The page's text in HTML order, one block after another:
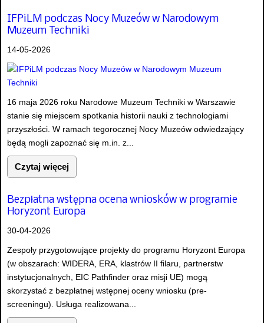
IFPiLM podczas Nocy Muzeów w Narodowym
Muzeum Techniki
14-05-2026
16 maja 2026 roku Narodowe Muzeum Techniki w Warszawie
stanie się miejscem spotkania historii nauki z technologiami
przyszłości. W ramach tegorocznej Nocy Muzeów odwiedzający
będą mogli zapoznać się m.in. z...
Czytaj więcej
Bezpłatna wstępna ocena wniosków w programie
Horyzont Europa
30-04-2026
Zespoły przygotowujące projekty do programu Horyzont Europa
(w obszarach: WIDERA, ERA, klastrów II filaru, partnerstw
instytucjonalnych, EIC Pathfinder oraz misji UE) mogą
skorzystać z bezpłatnej wstępnej oceny wniosku (pre-
screeningu). Usługa realizowana...